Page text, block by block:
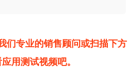
们专业的销售顾问或扫描下方
用测试视频吧。